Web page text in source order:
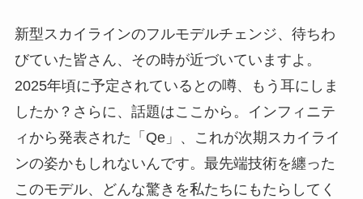
新型スカイラインのフルモデルチェンジ、待ちわ
びていた皆さん、その時が近づいていますよ。
2025年頃に予定されているとの噂、もう耳にしま
したか？さらに、話題はここから。インフィニテ
ィから発表された「Qe」、これが次期スカイライ
ンの姿かもしれないんです。最先端技術を纏った
このモデル、どんな驚きを私たちにもたらしてく